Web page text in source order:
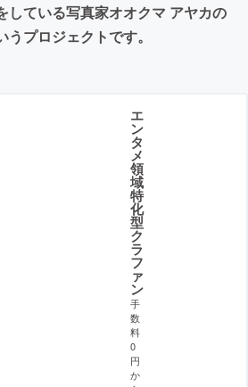
している写真家オオクマ アヤカの
プロジェクトです。
エ
ン
タ
メ
領
域
特
化
型
ク
ラ
フ
ァ
ン
手
数
料
0
円
か